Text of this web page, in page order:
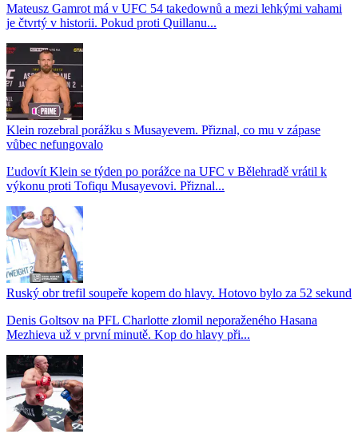
Mateusz Gamrot má v UFC 54 takedownů a mezi lehkými vahami
je čtvrtý v historii. Pokud proti Quillanu...
Klein rozebral porážku s Musayevem. Přiznal, co mu v zápase
vůbec nefungovalo
Ľudovít Klein se týden po porážce na UFC v Bělehradě vrátil k
výkonu proti Tofiqu Musayevovi. Přiznal...
Ruský obr trefil soupeře kopem do hlavy. Hotovo bylo za 52 sekund
Denis Goltsov na PFL Charlotte zlomil neporaženého Hasana
Mezhieva už v první minutě. Kop do hlavy při...